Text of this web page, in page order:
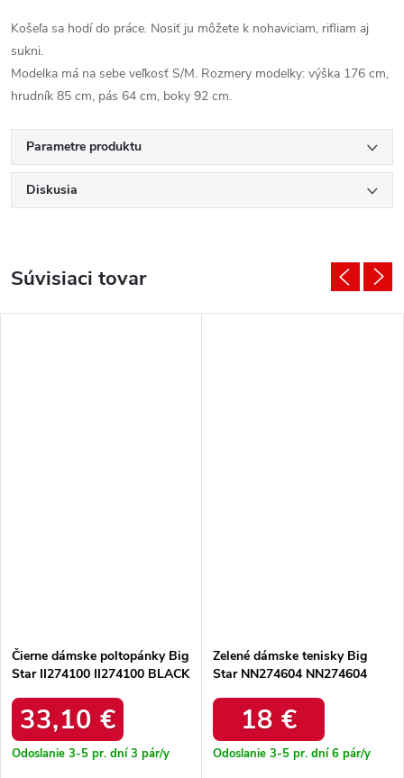
Košeľa sa hodí do práce. Nosiť ju môžete k nohaviciam, rifliam aj
sukni.
Modelka má na sebe veľkosť S/M. Rozmery modelky: výška 176 cm,
hrudník 85 cm, pás 64 cm, boky 92 cm.
Parametre produktu
Diskusia
Súvisiaci tovar
Čierne dámske poltopánky Big
Star II274100 II274100 BLACK
33,10 €
Odoslanie 3-5 pr. dní3 pár/y
Zelené dámske tenisky Big
Star NN274604 NN274604
18 €
Odoslanie 3-5 pr. dní6 pár/y